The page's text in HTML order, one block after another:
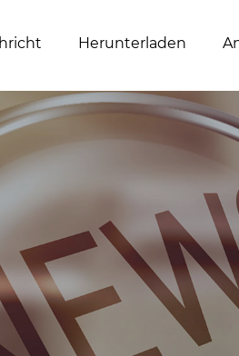
Herunterladen